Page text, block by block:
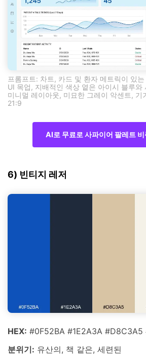
프롬프트: 차트, 카드 및 환자 메트릭이 있
UI 목업, 지배적인 색상 옅은 아이시 블루와
미니멀 레이아웃, 미묘한 그레이 악센트,
21:9
AI로 무료로 사파이어 팔레트
6) 빈티지 레저
HEX: #0F52BA #1E2A3A #D8C3A5
분위기: 유산의, 책 같은, 세련된